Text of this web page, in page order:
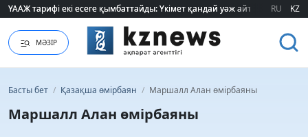
ҮААЖ тарифі екі есеге қымбаттайды: Үкімет қандай уәж айтады?
ҮААЖ тарифі екі есеге қымбаттайды: Үкімет қандай уәж айтады? RU KZ
МӘЗІР
Басты бет / Қазақша өмірбаян / Маршалл Алан өмірбаяны
Маршалл Алан өмірбаяны